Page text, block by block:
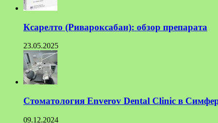
Ксарелто (Ривароксабан): обзор препарата
23.05.2025
Стоматология Enverov Dental Clinic в
09.12.2024